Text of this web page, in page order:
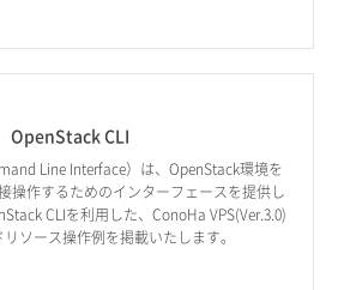
OpenStack CLI
Line Interface）は、OpenStack環境を
操作するためのインターフェースを提供し
CLIを利用した、ConoHa VPS(Ver.3.0)
ソース操作例を掲載いたします。